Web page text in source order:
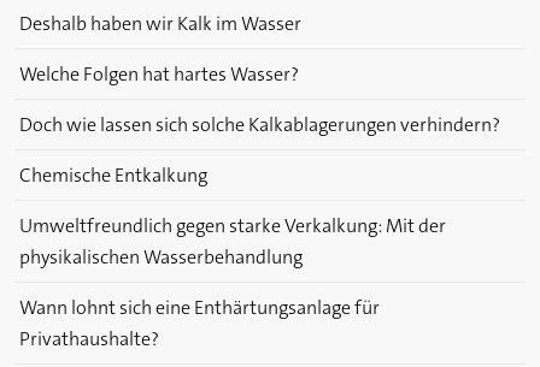
Deshalb haben wir Kalk im Wasser
Welche Folgen hat hartes Wasser?
Doch wie lassen sich solche Kalkablagerungen verhindern?
Chemische Entkalkung
Umweltfreundlich gegen starke Verkalkung: Mit der
physikalischen Wasserbehandlung
Wann lohnt sich eine Enthärtungsanlage für
Privathaushalte?